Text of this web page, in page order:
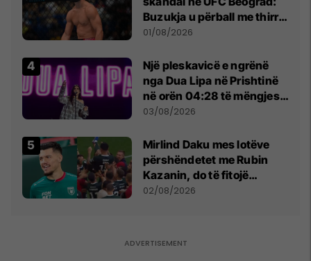
Buzukja u përball me thirrje
anti-shqiptare nga
01/08/2026
Një pleskavicë e ngrënë
nga Dua Lipa në Prishtinë
në orën 04:28 të mëngjesit
- dhe bota digjitale serbe
03/08/2026
Mirlind Daku mes lotëve
përshëndetet me Rubin
Kazanin, do të fitojë
miliona te Spartak Moska
02/08/2026